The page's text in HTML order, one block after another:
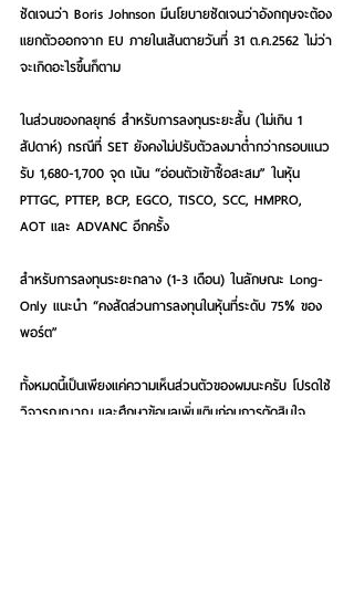
ชัดเจนว่า Boris Johnson มีนโยบายชัดเจนว่าอังกฤษจะต้อง
แยกตัวออกจาก EU ภายในเส้นตายวันที่ 31 ต.ค.2562 ไม่ว่า
จะเกิดอะไรขึ้นก็ตาม
ในส่วนของกลยุทธ์ สำหรับการลงทุนระยะสั้น (ไม่เกิน 1
สัปดาห์) กรณีที่ SET ยังคงไม่ปรับตัวลงมาต่ำกว่ากรอบแนว
รับ 1,680-1,700 จุด เน้น “อ่อนตัวเข้าซื้อสะสม” ในหุ้น
PTTGC, PTTEP, BCP, EGCO, TISCO, SCC, HMPRO,
AOT และ ADVANC อีกครั้ง
สำหรับการลงทุนระยะกลาง (1-3 เดือน) ในลักษณะ Long-
Only แนะนำ “คงสัดส่วนการลงทุนในหุ้นที่ระดับ 75% ของ
พอร์ต”
ทั้งหมดนี้เป็นเพียงแค่ความเห็นส่วนตัวของผมนะครับ โปรดใช้
วิจารณญาณ และศึกษาข้อมูลเพิ่มเติมก่อนการตัดสินใจ